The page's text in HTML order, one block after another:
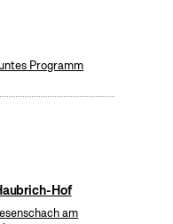
Programm
Hof
am